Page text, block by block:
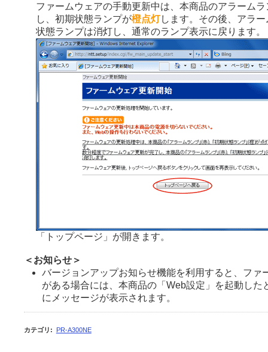
ファームウェアの手動更新中は、本商品のアラームラ
し、初期状態ランプが橙点灯します。その後、アラ
状態ランプは消灯し、通常のランプ表示に戻ります。
「トップページ」が開きます。
＜お知らせ＞
バージョンアップお知らせ機能を利用すると、ファ
がある場合には、本商品の「Web設定」を起動した
にメッセージが表示されます。
カテゴリ : PR-A300NE